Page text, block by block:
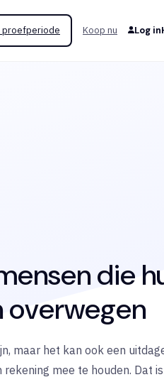
proefperiode Koop nu Log in
die
overwegen
maar het kan ook een
mee te houden. Dat